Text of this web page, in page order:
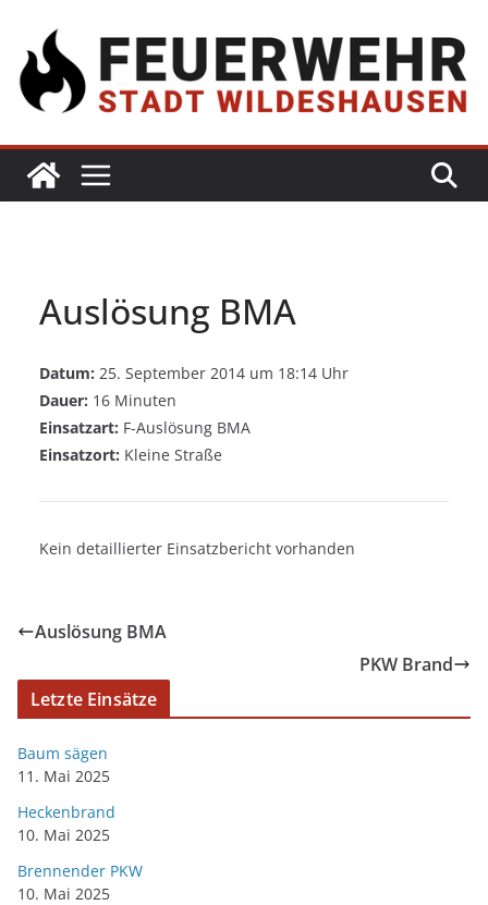
Auslösung BMA
Datum: 25. September 2014 um 18:14 Uhr
Dauer: 16 Minuten
Einsatzart: F-Auslösung BMA
Einsatzort: Kleine Straße
Kein detaillierter Einsatzbericht vorhanden
Auslösung BMA
PKW Brand
Letzte Einsätze
Baum sägen
11. Mai 2025
Heckenbrand
10. Mai 2025
Brennender PKW
10. Mai 2025